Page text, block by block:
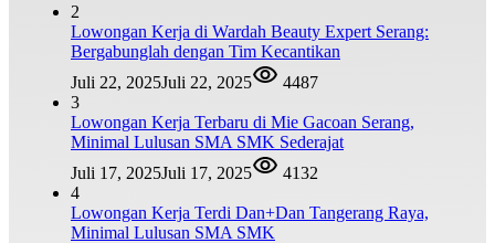
2
Lowongan Kerja di Wardah Beauty Expert Serang:
Bergabunglah dengan Tim Kecantikan
Juli 22, 2025Juli 22, 2025
4487
3
Lowongan Kerja Terbaru di Mie Gacoan Serang,
Minimal Lulusan SMA SMK Sederajat
Juli 17, 2025Juli 17, 2025
4132
4
Lowongan Kerja Terdi Dan+Dan Tangerang Raya,
Minimal Lulusan SMA SMK